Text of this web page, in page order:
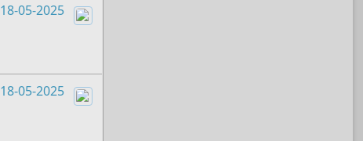
18-05-2025
18-05-2025